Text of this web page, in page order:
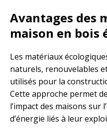
Avantages des
maison en bois
Les matériaux
naturels, renouvelables
utilisés pour la
Cette approche permet
l’impact des maisons sur
d’énergie liés à leur